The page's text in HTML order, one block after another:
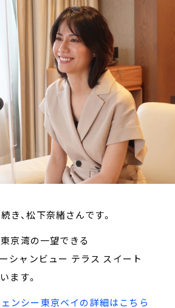
ズ
き、松下奈緒さんです。
京湾の一望できる
シャンビュー テラス スイート
ます。
ンシー東京ベイの詳細はこちら